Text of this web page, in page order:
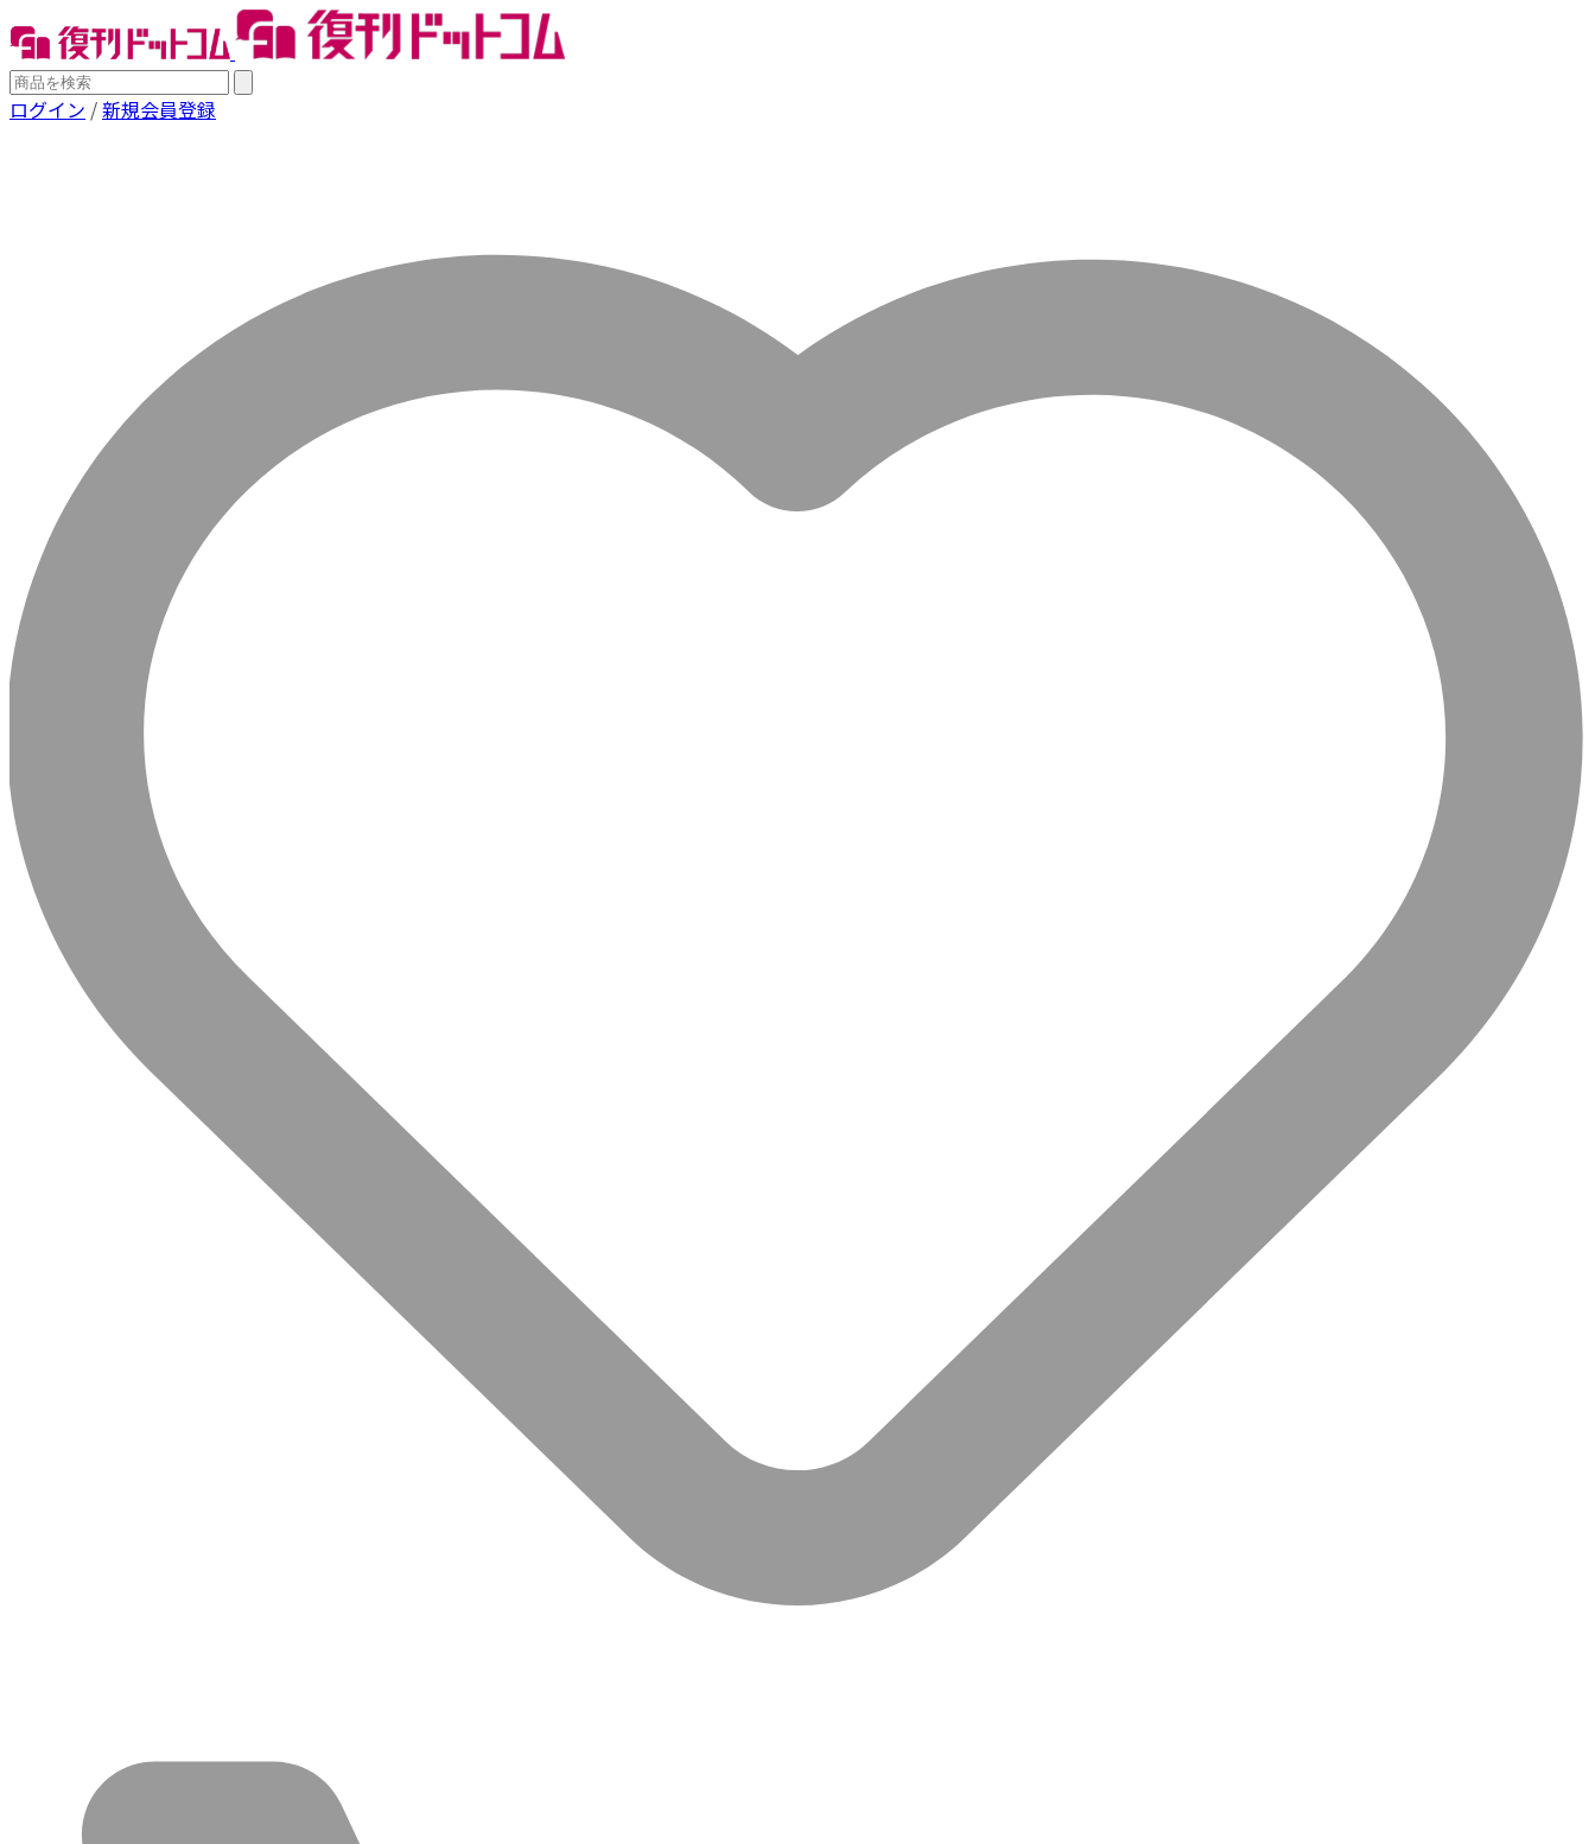
ログイン /新規会員登録